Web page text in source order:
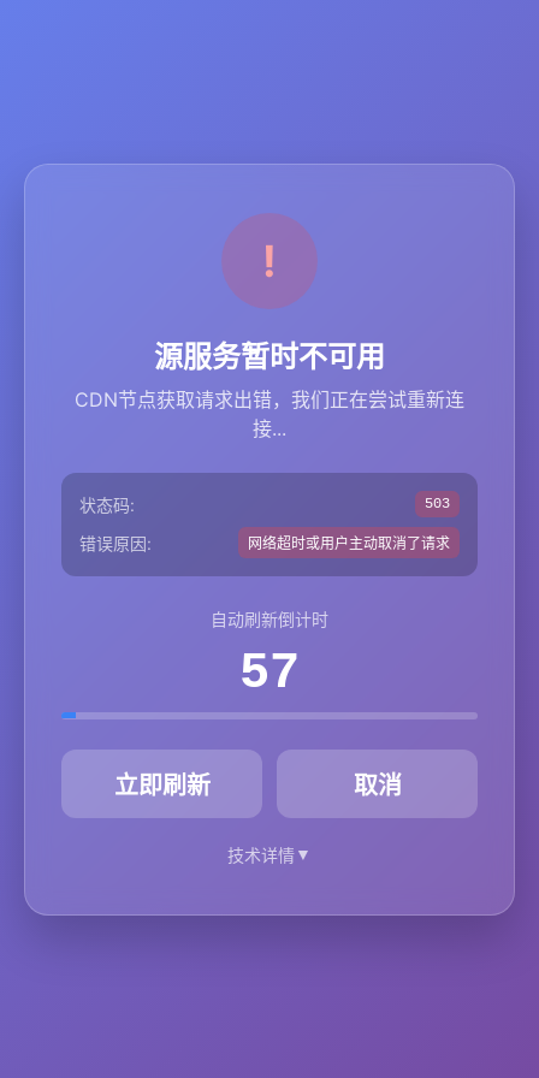
源服务暂时不可用
CDN节点获取请求出错，我们正在尝试重新连
接...
状态码: 503
错误原因: 网络超时或用户主动取消了请求
自动刷新倒计时
57
立即刷新 取消
技术详情▼